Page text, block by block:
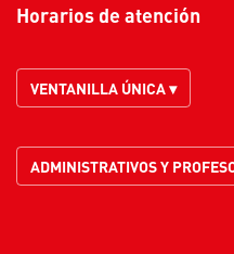
Horarios de atención
VENTANILLA ÚNICA ▾
ADMINISTRATIVOS Y